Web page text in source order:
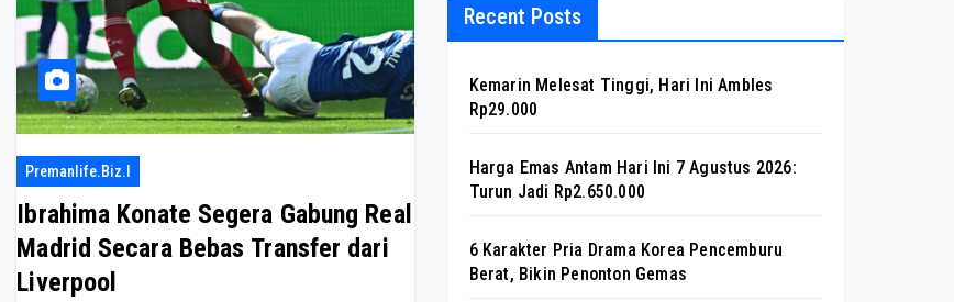
Premanlife.biz.i
Ibrahima Konate Segera Gabung Real
Madrid Secara Bebas Transfer dari
Liverpool
Recent Posts
Kemarin Melesat Tinggi, Hari Ini Ambles
Rp29.000
Harga Emas Antam Hari Ini 7 Agustus 2026:
Turun Jadi Rp2.650.000
6 Karakter Pria Drama Korea Pencemburu
Berat, Bikin Penonton Gemas